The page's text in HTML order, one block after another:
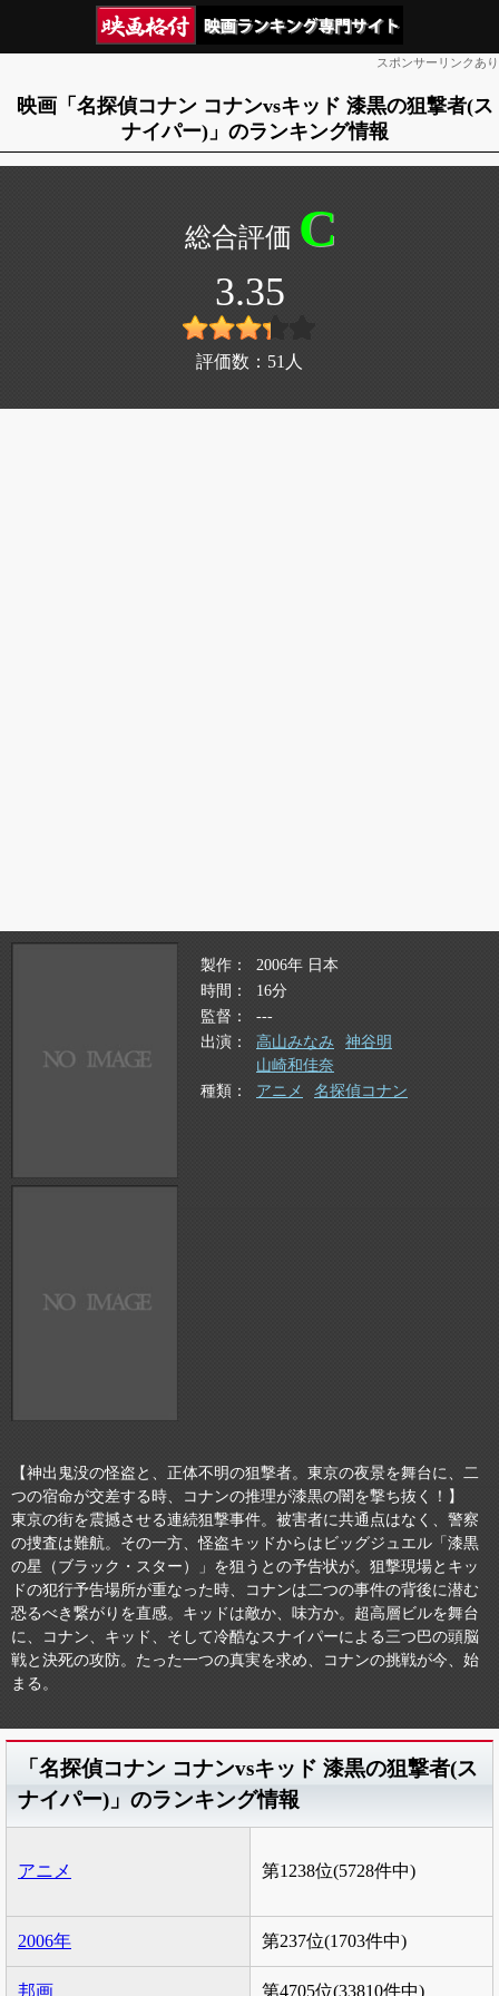
スポンサーリンクあり
映画「名探偵コナン コナンvsキッド 漆黒の狙撃者(ス
ナイパー)」のランキング情報
C
3.35
評価数： 51 人
製作
2006年 日本
時間
16分
監督
---
出演
高山みなみ
神谷明
山崎和佳奈
種類
アニメ 名探偵コナン
【神出鬼没の怪盗と、正体不明の狙撃者。東京の夜景を舞台に、二
つの宿命が交差する時、コナンの推理が漆黒の闇を撃ち抜く！】
東京の街を震撼させる連続狙撃事件。被害者に共通点はなく、警察
の捜査は難航。その一方、怪盗キッドからはビッグジュエル「漆黒
の星（ブラック・スター）」を狙うとの予告状が。狙撃現場とキッ
ドの犯行予告場所が重なった時、コナンは二つの事件の背後に潜む
恐るべき繋がりを直感。キッドは敵か、味方か。超高層ビルを舞台
に、コナン、キッド、そして冷酷なスナイパーによる三つ巴の頭脳
戦と決死の攻防。たった一つの真実を求め、コナンの挑戦が今、始
まる。
「名探偵コナン コナンvsキッド 漆黒の狙撃者(ス
ナイパー)」のランキング情報
アニメ 第1238位(5728件中)
2006年 第237位(1703件中)
邦画 第4705位(33810件中)